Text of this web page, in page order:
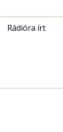
Rádióra írt